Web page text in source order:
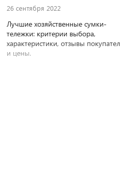
26 сентября 2022
Лучшие хозяйственные сумки-
тележки: критерии выбора,
характеристики, отзывы
и цены.